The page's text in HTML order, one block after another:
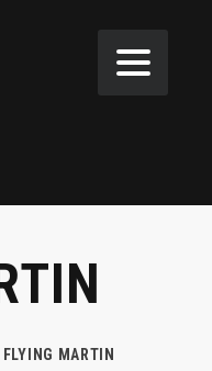
FLYING MARTIN